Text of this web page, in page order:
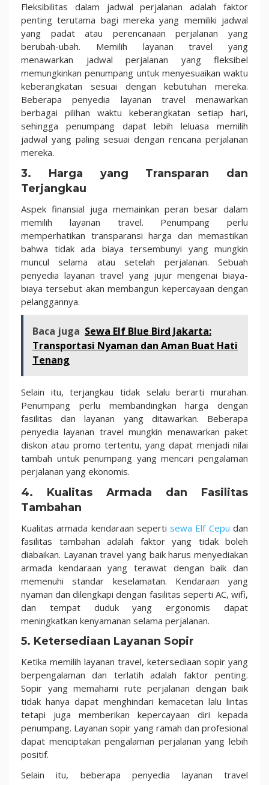
Fleksibilitas dalam jadwal perjalanan adalah faktor
penting terutama bagi mereka yang memiliki jadwal
yang padat atau perencanaan perjalanan yang
berubah-ubah. Memilih layanan travel yang
menawarkan jadwal perjalanan yang fleksibel
memungkinkan penumpang untuk menyesuaikan waktu
keberangkatan sesuai dengan kebutuhan mereka.
Beberapa penyedia layanan travel menawarkan
berbagai pilihan waktu keberangkatan setiap hari,
sehingga penumpang dapat lebih leluasa memilih
jadwal yang paling sesuai dengan rencana perjalanan
mereka.
3. Harga yang Transparan dan
Terjangkau
Aspek finansial juga memainkan peran besar dalam
memilih layanan travel. Penumpang perlu
memperhatikan transparansi harga dan memastikan
bahwa tidak ada biaya tersembunyi yang mungkin
muncul selama atau setelah perjalanan. Sebuah
penyedia layanan travel yang jujur ​​mengenai biaya-
biaya tersebut akan membangun kepercayaan dengan
pelanggannya.
Baca juga Sewa Elf Blue Bird Jakarta:
Transportasi Nyaman dan Aman Buat Hati
Tenang
Selain itu, terjangkau tidak selalu berarti murahan.
Penumpang perlu membandingkan harga dengan
fasilitas dan layanan yang ditawarkan. Beberapa
penyedia layanan travel mungkin menawarkan paket
diskon atau promo tertentu, yang dapat menjadi nilai
tambah untuk penumpang yang mencari pengalaman
perjalanan yang ekonomis.
4. Kualitas Armada dan Fasilitas
Tambahan
Kualitas armada kendaraan sepertisewa Elf Cepu dan
fasilitas tambahan adalah faktor yang tidak boleh
diabaikan. Layanan travel yang baik harus menyediakan
armada kendaraan yang terawat dengan baik dan
memenuhi standar keselamatan. Kendaraan yang
nyaman dan dilengkapi dengan fasilitas seperti AC, wifi,
dan tempat duduk yang ergonomis dapat
meningkatkan kenyamanan selama perjalanan.
5. Ketersediaan Layanan Sopir
Ketika memilih layanan travel, ketersediaan sopir yang
berpengalaman dan terlatih adalah faktor penting.
Sopir yang memahami rute perjalanan dengan baik
tidak hanya dapat menghindari kemacetan lalu lintas
tetapi juga memberikan kepercayaan diri kepada
penumpang. Layanan sopir yang ramah dan profesional
dapat menciptakan pengalaman perjalanan yang lebih
positif.
Selain itu, beberapa penyedia layanan travel